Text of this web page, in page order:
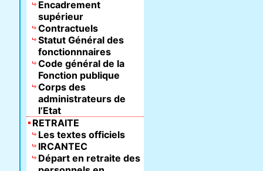
Encadrement
supérieur
Contractuels
Statut Général des
fonctionnnaires
Code général de la
Fonction publique
Corps des
administrateurs de
l’Etat
RETRAITE
Les textes officiels
IRCANTEC
Départ en retraite des